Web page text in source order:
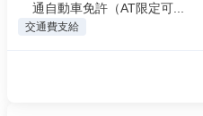
通自動車免許（AT限定可...
交通費支給